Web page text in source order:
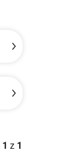
1 z 1